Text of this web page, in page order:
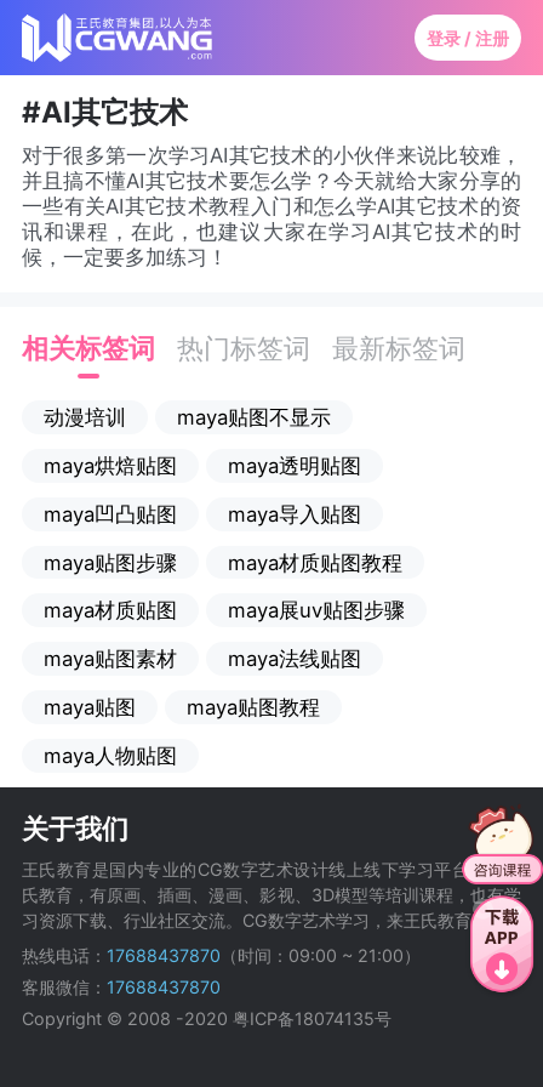
登录 / 注册
#AI其它技术
对于很多第一次学习AI其它技术的小伙伴来说比较难，
并且搞不懂AI其它技术要怎么学？今天就给大家分享的
一些有关AI其它技术教程入门和怎么学AI其它技术的资
讯和课程，在此，也建议大家在学习AI其它技术的时
候，一定要多加练习！
相关标签词 热门标签词 最新标签词
动漫培训
maya贴图不显示
maya烘焙贴图
maya透明贴图
maya凹凸贴图
maya导入贴图
maya贴图步骤
maya材质贴图教程
maya材质贴图
maya展uv贴图步骤
maya贴图素材
maya法线贴图
maya贴图
maya贴图教程
maya人物贴图
关于我们
王氏教育是国内专业的CG数字艺术设计线上线下学习平台，在王
氏教育，有原画、插画、漫画、影视、3D模型等培训课程，也有学
习资源下载、行业社区交流。CG数字艺术学习，来王氏教育。
热线电话： 17688437870 （时间：09:00 ~ 21:00）
客服微信： 17688437870
Copyright © 2008 -2020 粤ICP备18074135号